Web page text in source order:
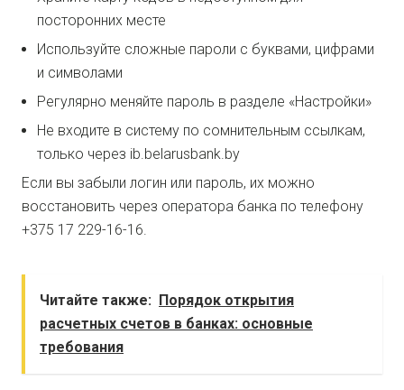
посторонних месте
Используйте сложные пароли с буквами, цифрами
и символами
Регулярно меняйте пароль в разделе «Настройки»
Не входите в систему по сомнительным ссылкам,
только через ib.belarusbank.by
Если вы забыли логин или пароль, их можно
восстановить через оператора банка по телефону
+375 17 229-16-16.
Читайте также: Порядок открытия
расчетных счетов в банках: основные
требования